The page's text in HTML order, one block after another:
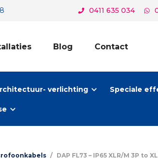
0411 635 034
Blog Contact
verlichting Speciale
/ DAP FL73 – IP65 XLR/M 3P to